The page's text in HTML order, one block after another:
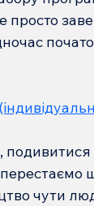
просто
чути